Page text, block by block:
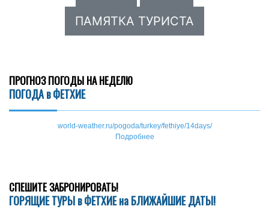
ПАМЯТКА ТУРИСТА
ПРОГНОЗ ПОГОДЫ НА НЕДЕЛЮ
ПОГОДА в ФЕТХИЕ
world-weather.ru/pogoda/turkey/fethiye/14days/
Подробнее
СПЕШИТЕ ЗАБРОНИРОВАТЬ!
ГОРЯЩИЕ ТУРЫ в ФЕТХИЕ на БЛИЖАЙШИЕ ДАТЫ!